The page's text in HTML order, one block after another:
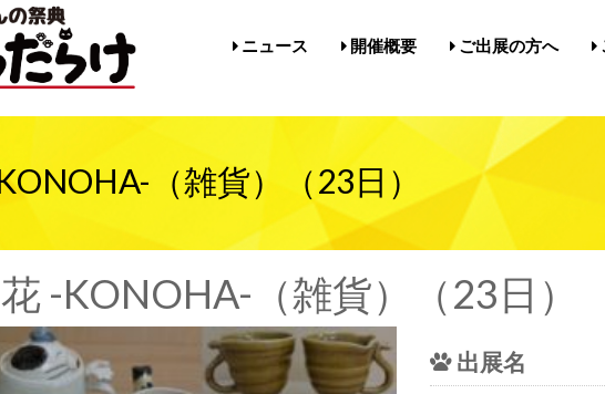
ニュース 開催概要 ご出展の方へ
（雑貨）（23日）
-KONOHA-（雑貨）（23日）
出展名